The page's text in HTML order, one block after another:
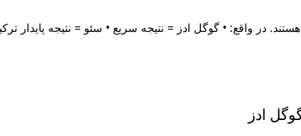
در واقع: • گوگل ادز = نتیجه سریع • سئو = نتیجه